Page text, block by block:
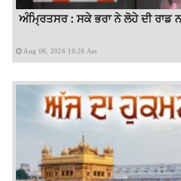
ਅੰਮ੍ਰਿਤਸਰ : ਸਕੇ ਭਰਾ ਨੇ ਲੋਹੇ ਦੀ ਰਾਡ
Aug 06, 2026 10:26 Am